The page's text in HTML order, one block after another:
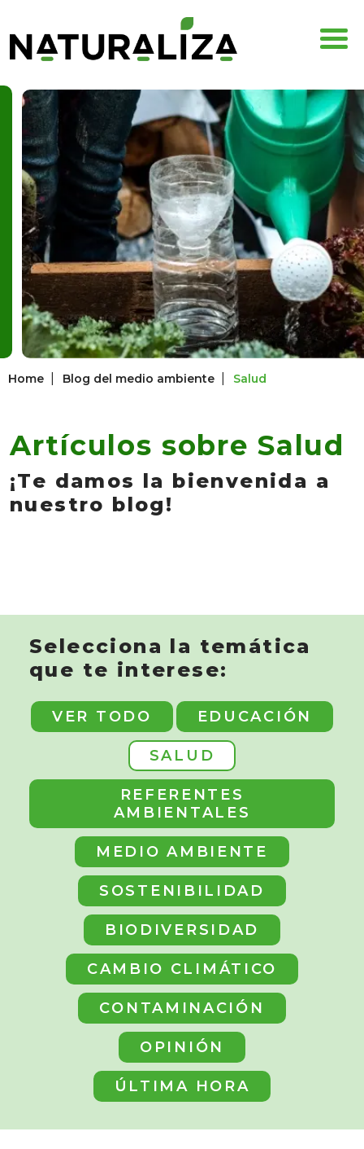
Home Blog del medio ambiente Salud
Artículos sobre Salud
¡Te damos la bienvenida a
nuestro blog!
Selecciona la temática
que te interese:
VER TODO EDUCACIÓN
SALUD
REFERENTES
AMBIENTALES
MEDIO AMBIENTE
SOSTENIBILIDAD
BIODIVERSIDAD
CAMBIO CLIMÁTICO
CONTAMINACIÓN
OPINIÓN
ÚLTIMA HORA